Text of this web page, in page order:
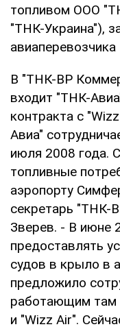
топливом ООО
"ТНК-Украина"),
В "ТНК-ВР
входит "ТНК-
контракта с
Авиа"
июля 2008 года.
топливные
аэропорту
секретарь "ТНК-
Зверев. - В июне
предоставлять
судов в крыло в
предложило
работающим там
и "Wizz Air".